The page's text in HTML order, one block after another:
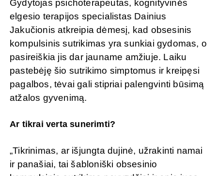
Gydytojas psichoterapeutas, kognityvinės
elgesio terapijos specialistas Dainius
Jakučionis atkreipia dėmesį, kad obsesinis
kompulsinis sutrikimas yra sunkiai gydomas, o
pasireiškia jis dar jauname amžiuje. Laiku
pastebėję šio sutrikimo simptomus ir kreipęsi
pagalbos, tėvai gali stipriai palengvinti būsimą
atžalos gyvenimą.
Ar tikrai verta sunerimti?
„Tikrinimas, ar išjungta dujinė, užrakinti namai
ir panašiai, tai šabloniški obsesinio